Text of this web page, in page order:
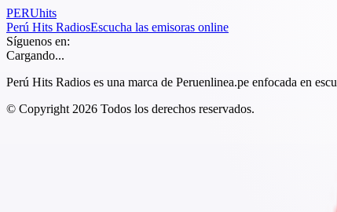
PERUhits
Perú Hits RadiosEscucha las emisoras online
Síguenos en:
Cargando...
Perú Hits Radios es una marca de Peruenlinea.pe enfocada en
© Copyright 2026 Todos los derechos reservados.